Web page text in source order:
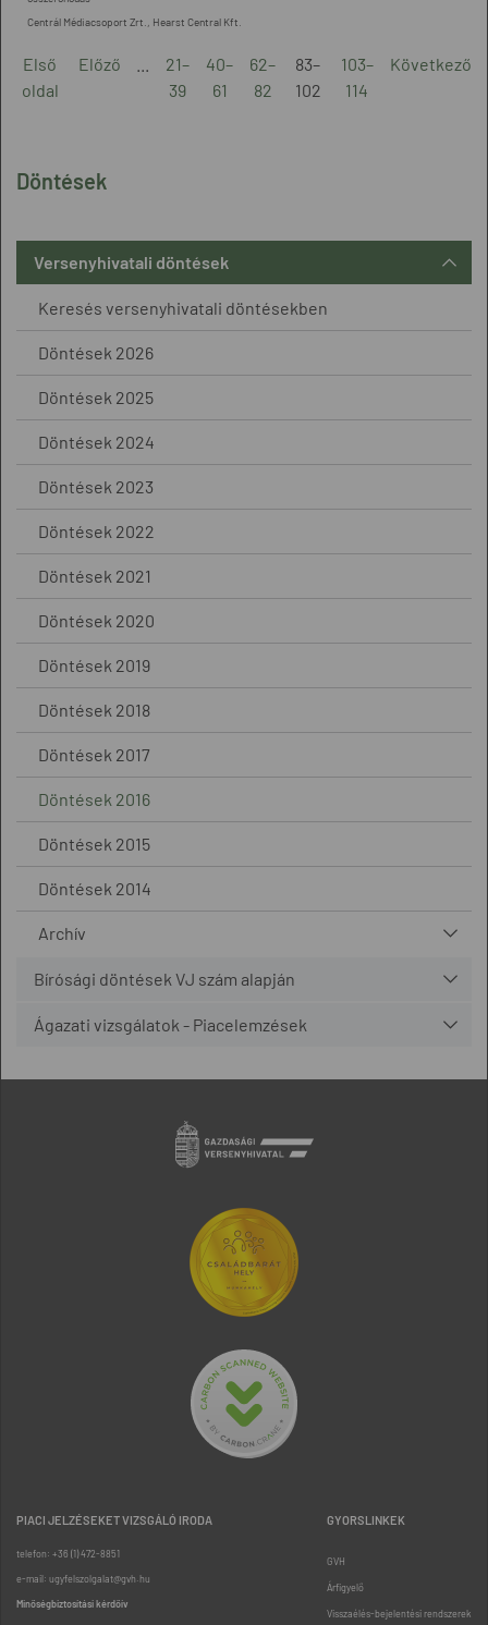
Döntések
Versenyhivatali döntések
Keresés versenyhivatali döntésekben
Döntések 2026
Döntések 2025
Döntések 2024
Döntések 2023
Döntések 2022
Döntések 2021
Döntések 2020
Döntések 2019
Döntések 2018
Döntések 2017
Döntések 2016
Döntések 2015
Döntések 2014
Archív
Bírósági döntések VJ szám alapján
Ágazati vizsgálatok - Piacelemzések
Centrál Médiacsoport Zrt., Hearst Central Kft.
Első
oldal
Előző
21–
39
40–
61
62–
82
83–
102
103–
114
Következő
PIACI JELZÉSEKET VIZSGÁLÓ IRODA
telefon: +36 (1) 472-8851
e-mail: ugyfelszolgalat@gvh.hu
Minőségbiztosítási kérdőív
GYORSLINKEK
GVH
Árfigyelő
Visszaélés-bejelentési rendszerek